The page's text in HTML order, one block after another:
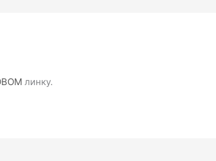
линку.